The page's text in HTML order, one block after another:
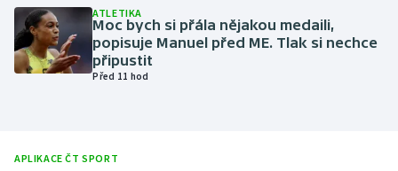
Parasport
Plavání
Ragby
ATLETIKA
Moc bych si přála nějakou medaili,
popisuje Manuel před ME. Tlak si nechce
připustit
Před 11 hod
APLIKACE ČT SPORT